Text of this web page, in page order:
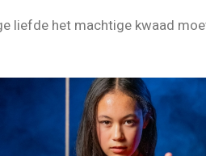
liefde het machtige kwaad